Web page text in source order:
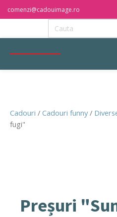
comenzi@cadouimage.ro
Cadouri / Cadouri funny/
fugi"
Preșuri